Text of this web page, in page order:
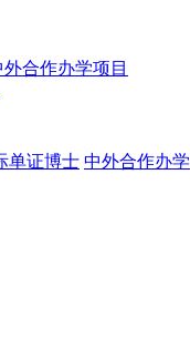
外合作办学项目
单证博士 中外合作办学